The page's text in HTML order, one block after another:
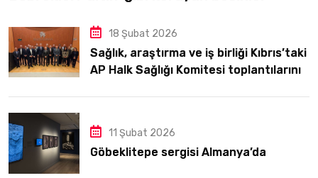
18 Şubat 2026
Sağlık, araştırma ve iş birliği Kıbrıs’taki
AP Halk Sağlığı Komitesi toplantılarının
11 Şubat 2026
Göbeklitepe sergisi Almanya’da